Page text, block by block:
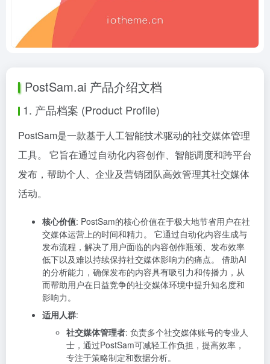
PostSam.ai 产品介绍文档
1. 产品档案 (Product Profile)
PostSam是一款基于人工智能技术驱动的社交媒体管理
工具。 它旨在通过自动化内容创作、智能调度和跨平台
发布，帮助个人、企业及营销团队高效管理其社交媒体
活动。
核心价值: PostSam的核心价值在于极大地节省用户在社
交媒体运营上的时间和精力。 它通过自动化内容生成与
发布流程，解决了用户面临的内容创作瓶颈、发布效率
低下以及难以持续保持社交媒体影响力的痛点。 借助AI
的分析能力，确保发布的内容具有吸引力和传播力，从
而帮助用户在日益竞争的社交媒体环境中提升知名度和
影响力。
适用人群:
社交媒体管理者: 负责多个社交媒体账号的专业人
士，通过PostSam可减轻工作负担，提高效率，
专注于策略制定和数据分析。